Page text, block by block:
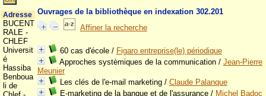
Ouvrages de la bibliothèque en indexation 302.201
Affiner la recherche
60 cas d'école/ Figaro entreprise(le) périodique
Approches systèmiques de la communication/ Jean-Pierre
Meunier
Les clés de l'e-mail marketing/ Claude Palanque
E-marketing de la banque et de l'assurance/ Michel Badoc
Adresse
BUCENT
RALE -
CHLEF
Universit
é
Hassiba
Benboua
li de